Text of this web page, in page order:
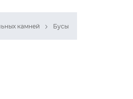
камней Бусы